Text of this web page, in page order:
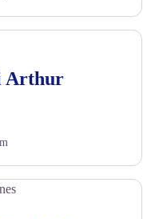
Arthur
- Normandie Tourisme